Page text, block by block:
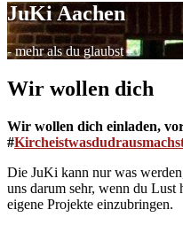
JuKi Aachen
- mehr als du glaubst -
Wir wollen dich
Wir wollen dich einladen,
#
Die JuKi kann nur was
uns darum sehr, wenn du Lust
eigene Projekte einzubringen.